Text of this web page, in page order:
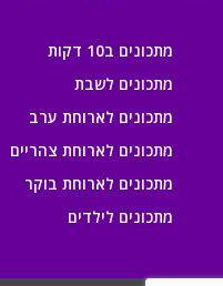
מתכונים ב10 דקות
מתכונים לשבת
מתכונים לארוחת ערב
מתכונים לארוחת צהריים
מתכונים לארוחת בוקר
מתכונים לילדים